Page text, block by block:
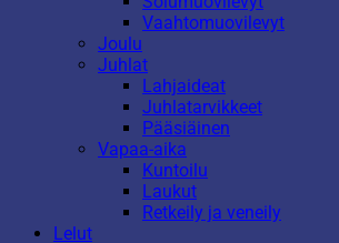
Vaahtomuovilevyt
Joulu
Juhlat
Lahjaideat
Juhlatarvikkeet
Pääsiäinen
Vapaa-aika
Kuntoilu
Laukut
Retkeily ja veneily
Lelut